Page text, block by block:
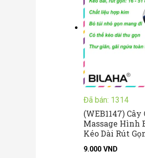
Đã bán: 1314
(WEB1147)
Massage Hình
Kéo Dài Rút
9.000 VND